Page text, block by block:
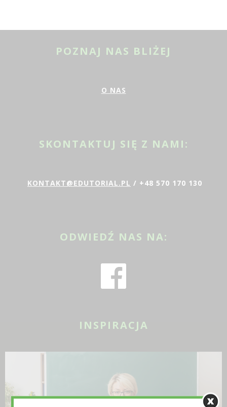
POZNAJ NAS BLIŻEJ
O NAS
SKONTAKTUJ SIĘ Z NAMI:
KONTAKT@EDUTORIAL.PL / +48 570 170 130
ODWIEDŹ NAS NA:
INSPIRACJA